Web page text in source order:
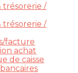
trésorerie /
trésorerie /
facture
achat
de caisse